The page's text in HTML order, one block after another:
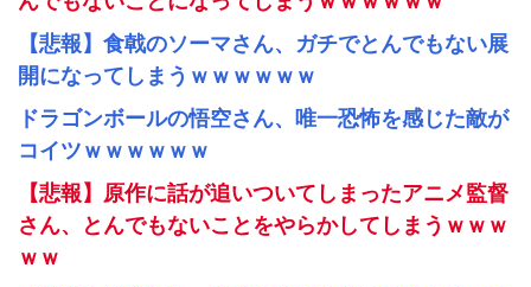
【悲報】食戟のソーマさん、ガチでとんでもない展
開になってしまうｗｗｗｗｗｗ
ドラゴンボールの悟空さん、唯一恐怖を感じた敵が
コイツｗｗｗｗｗｗ
【悲報】原作に話が追いついてしまったアニメ監督
さん、とんでもないことをやらかしてしまうｗｗｗ
ｗｗ